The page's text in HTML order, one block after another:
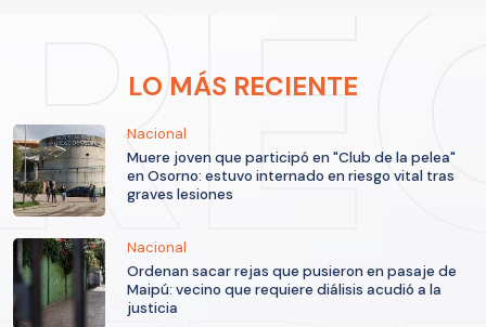
LO MÁS RECIENTE
Nacional
Muere joven que participó en "Club de la pelea"
en Osorno: estuvo internado en riesgo vital tras
graves lesiones
Nacional
Ordenan sacar rejas que pusieron en pasaje de
Maipú: vecino que requiere diálisis acudió a la
justicia